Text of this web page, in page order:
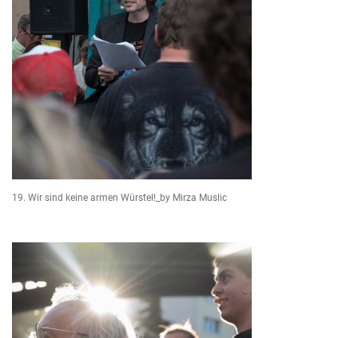
19. Wir sind keine armen Würstel!_by Mirza Muslic